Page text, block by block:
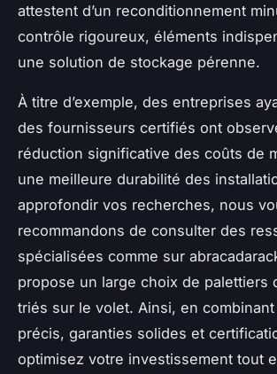
attestent d’un reconditionnement
contrôle rigoureux, éléments
une solution de stockage pérenne.
À titre d’exemple, des entreprises
des fournisseurs certifiés ont
réduction significative des coûts de
une meilleure durabilité des
approfondir vos recherches, nous
recommandons de consulter des
spécialisées comme sur
propose un large choix de palettiers
triés sur le volet. Ainsi, en
précis, garanties solides et
optimisez votre investissement tout